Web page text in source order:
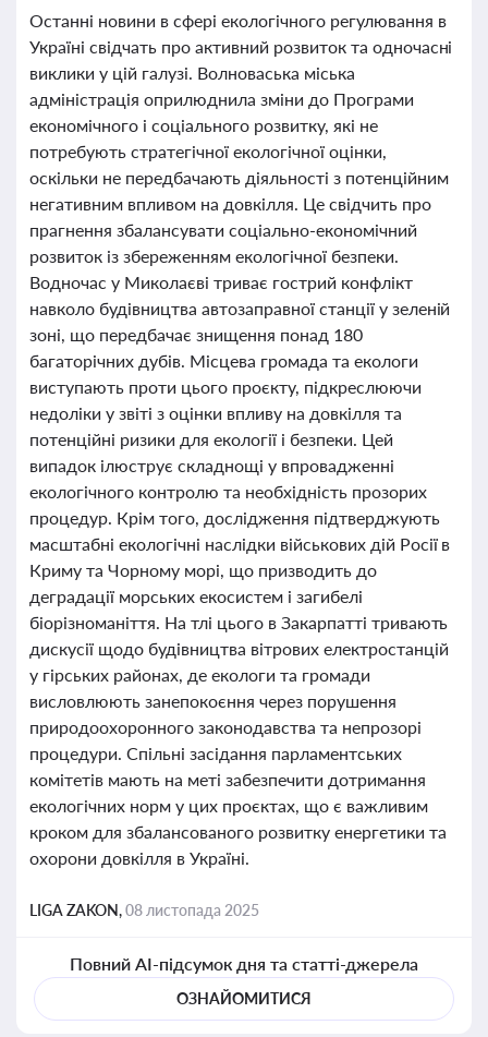
Останні новини в сфері екологічного регулювання в
Україні свідчать про активний розвиток та одночасні
виклики у цій галузі. Волноваська міська
адміністрація оприлюднила зміни до Програми
економічного і соціального розвитку, які не
потребують стратегічної екологічної оцінки,
оскільки не передбачають діяльності з потенційним
негативним впливом на довкілля. Це свідчить про
прагнення збалансувати соціально-економічний
розвиток із збереженням екологічної безпеки.
Водночас у Миколаєві триває гострий конфлікт
навколо будівництва автозаправної станції у зеленій
зоні, що передбачає знищення понад 180
багаторічних дубів. Місцева громада та екологи
виступають проти цього проєкту, підкреслюючи
недоліки у звіті з оцінки впливу на довкілля та
потенційні ризики для екології і безпеки. Цей
випадок ілюструє складнощі у впровадженні
екологічного контролю та необхідність прозорих
процедур. Крім того, дослідження підтверджують
масштабні екологічні наслідки військових дій Росії в
Криму та Чорному морі, що призводить до
деградації морських екосистем і загибелі
біорізноманіття. На тлі цього в Закарпатті тривають
дискусії щодо будівництва вітрових електростанцій
у гірських районах, де екологи та громади
висловлюють занепокоєння через порушення
природоохоронного законодавства та непрозорі
процедури. Спільні засідання парламентських
комітетів мають на меті забезпечити дотримання
екологічних норм у цих проєктах, що є важливим
кроком для збалансованого розвитку енергетики та
охорони довкілля в Україні.
LIGA ZAKON,08 листопада 2025
Повний AI-підсумок дня та статті-джерела
ОЗНАЙОМИТИСЯ